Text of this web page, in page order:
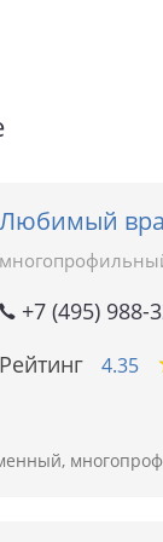
Любимый
+7 (495) 988-
Рейтинг
4.35